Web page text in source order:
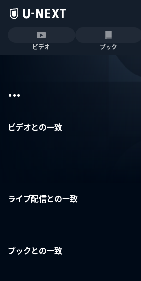
ビデオ ブック
...
ビデオとの一致
ライブ配信との一致
ブックとの一致